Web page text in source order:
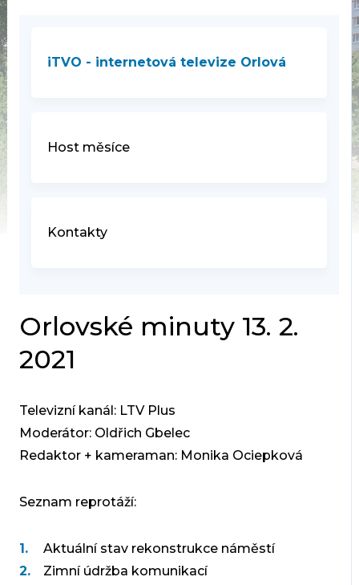
iTVO - internetová televize Orlová
Host měsíce
Kontakty
Orlovské minuty 13. 2.
2021
Televizní kanál: LTV Plus
Moderátor: Oldřich Gbelec
Redaktor + kameraman: Monika Ociepková
Seznam reprotáží:
Aktuální stav rekonstrukce náměstí
Zimní údržba komunikací